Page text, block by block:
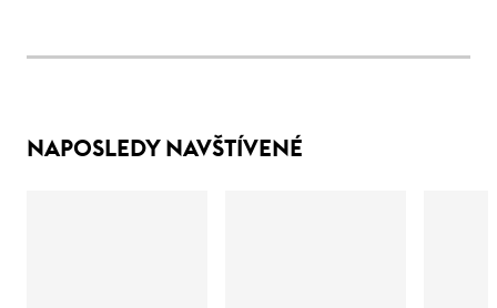
NAPOSLEDY NAVŠTÍVENÉ